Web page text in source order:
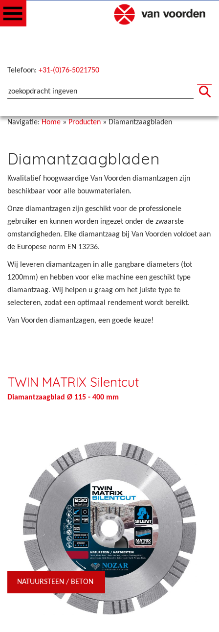
Telefoon: +31-(0)76-5021750
Navigatie:Home»Producten»Diamantzaagbladen
Diamantzaagbladen
Kwalitatief hoogwaardige Van Voorden diamantzagen zijn
beschikbaar voor alle bouwmaterialen.
Onze diamantzagen zijn geschikt voor de professionele
gebruiker en kunnen worden ingezet onder de zwaarste
omstandigheden. Elke diamantzaag bij Van Voorden voldoet aan
de Europese norm EN 13236.
Wij leveren diamantzagen in alle gangbare diameters (tot
1200mm) en hebben voor elke machine een geschikt type
diamantzaag. Wij helpen u graag om het juiste type te
selecteren, zodat een optimaal rendement wordt bereikt.
Van Voorden diamantzagen, een goede keuze!
TWIN MATRIX Silentcut
Diamantzaagblad Ø 115 - 400 mm
NATUURSTEEN / BETON